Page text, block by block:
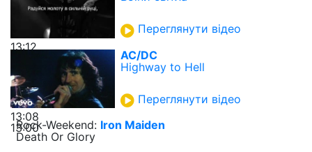
13:12
Переглянути відео
13:08
AC/DC
Highway to Hell
Переглянути відео
13:00
Rock-Weekend: Iron Maiden
Death Or Glory